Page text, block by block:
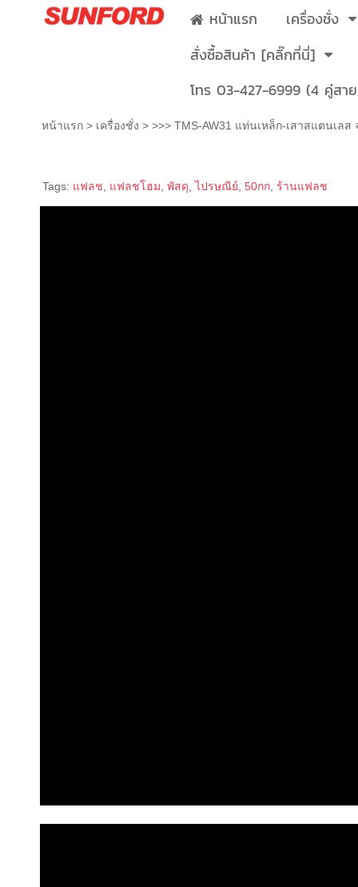
หน้าแรก
เครื่องชั่ง
สั่งซื้อสินค้า [คลิ๊กที่นี่]
โทร 03-427-6999 (4 คู่สา
หน้าแรก > เครื่องชั่ง >>>> TMS-AW31 แท่นเหล็ก-เสาสแตนเล
Tags: แฟลช แฟลชโฮม พัสดุ ,ไปรษณีย์ 50กก, ร้านแฟลช